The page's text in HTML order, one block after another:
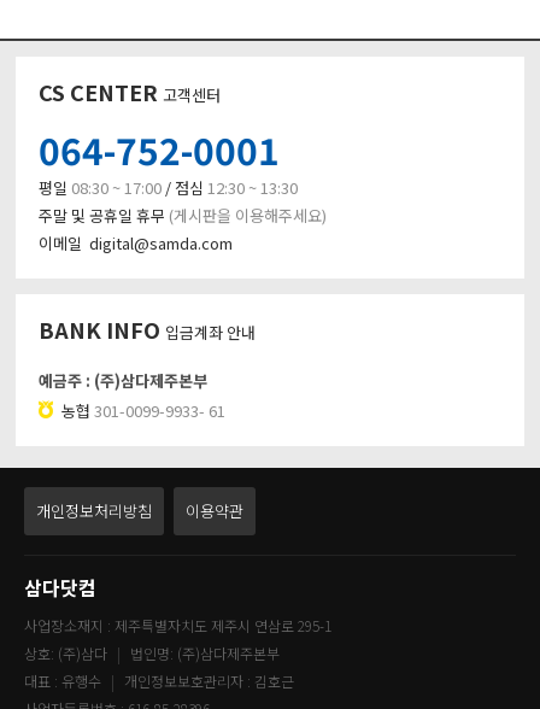
CS CENTER고객센터
064-752-0001
평일 08:30 ~ 17:00 / 점심12:30 ~ 13:30
주말 및 공휴일 휴무 (게시판을 이용해주세요)
이메일 digital@samda.com
BANK INFO 입금계좌 안내
예금주 : (주)삼다제주본부
농협 301-0099-9933- 61
개인정보처리방침 이용약관
삼다닷컴
사업장소재지 : 제주특별자치도 제주시 연삼로 295-1
상호: (주)삼다
법인명: (주)삼다제주본부
대표 : 유행수
개인정보보호관리자 : 김호근